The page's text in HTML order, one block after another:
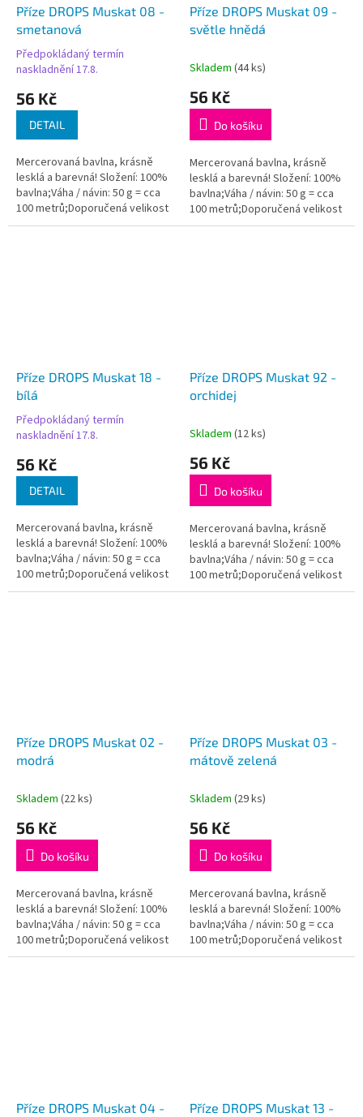
Příze DROPS Muskat 08 -
smetanová
Průměrné
produktu
je
z
5
hvězdiček.
Předpokládaný termín
naskladnění 17.8.
56 Kč
DETAIL
Mercerovaná bavlna, krásně
lesklá a barevná! Složení: 100%
bavlna;Váha / návin: 50 g = cca
100 metrů;Doporučená velikost
jehlic / háčku: 4 mm. Instagram:...
Příze DROPS Muskat 09 -
světle hnědá
Skladem (44 ks)
56 Kč
Do košíku
Mercerovaná bavlna, krásně
lesklá a barevná! Složení: 100%
bavlna;Váha / návin: 50 g = cca
100 metrů;Doporučená velikost
jehlic / háčku: 4 mm. Instagram:...
Příze DROPS Muskat 18 -
bílá
Průměrné
produktu
je
z
5
hvězdiček.
Předpokládaný termín
naskladnění 17.8.
56 Kč
DETAIL
Mercerovaná bavlna, krásně
lesklá a barevná! Složení: 100%
bavlna;Váha / návin: 50 g = cca
100 metrů;Doporučená velikost
jehlic / háčku: 4 mm. Instagram:...
Příze DROPS Muskat 92 -
orchidej
Skladem (12 ks)
56 Kč
Do košíku
Mercerovaná bavlna, krásně
lesklá a barevná! Složení: 100%
bavlna;Váha / návin: 50 g = cca
100 metrů;Doporučená velikost
jehlic / háčku: 4 mm. Instagram:...
Příze DROPS Muskat 02 -
modrá
Skladem (22 ks)
56 Kč
Do košíku
Mercerovaná bavlna, krásně
lesklá a barevná! Složení: 100%
bavlna;Váha / návin: 50 g = cca
100 metrů;Doporučená velikost
jehlic / háčku: 4 mm. Instagram:...
Příze DROPS Muskat 03 -
mátově zelená
Skladem (29 ks)
56 Kč
Do košíku
Mercerovaná bavlna, krásně
lesklá a barevná! Složení: 100%
bavlna;Váha / návin: 50 g = cca
100 metrů;Doporučená velikost
jehlic / háčku: 4 mm. Instagram:...
Příze DROPS Muskat 04 -
Příze DROPS Muskat 13 -